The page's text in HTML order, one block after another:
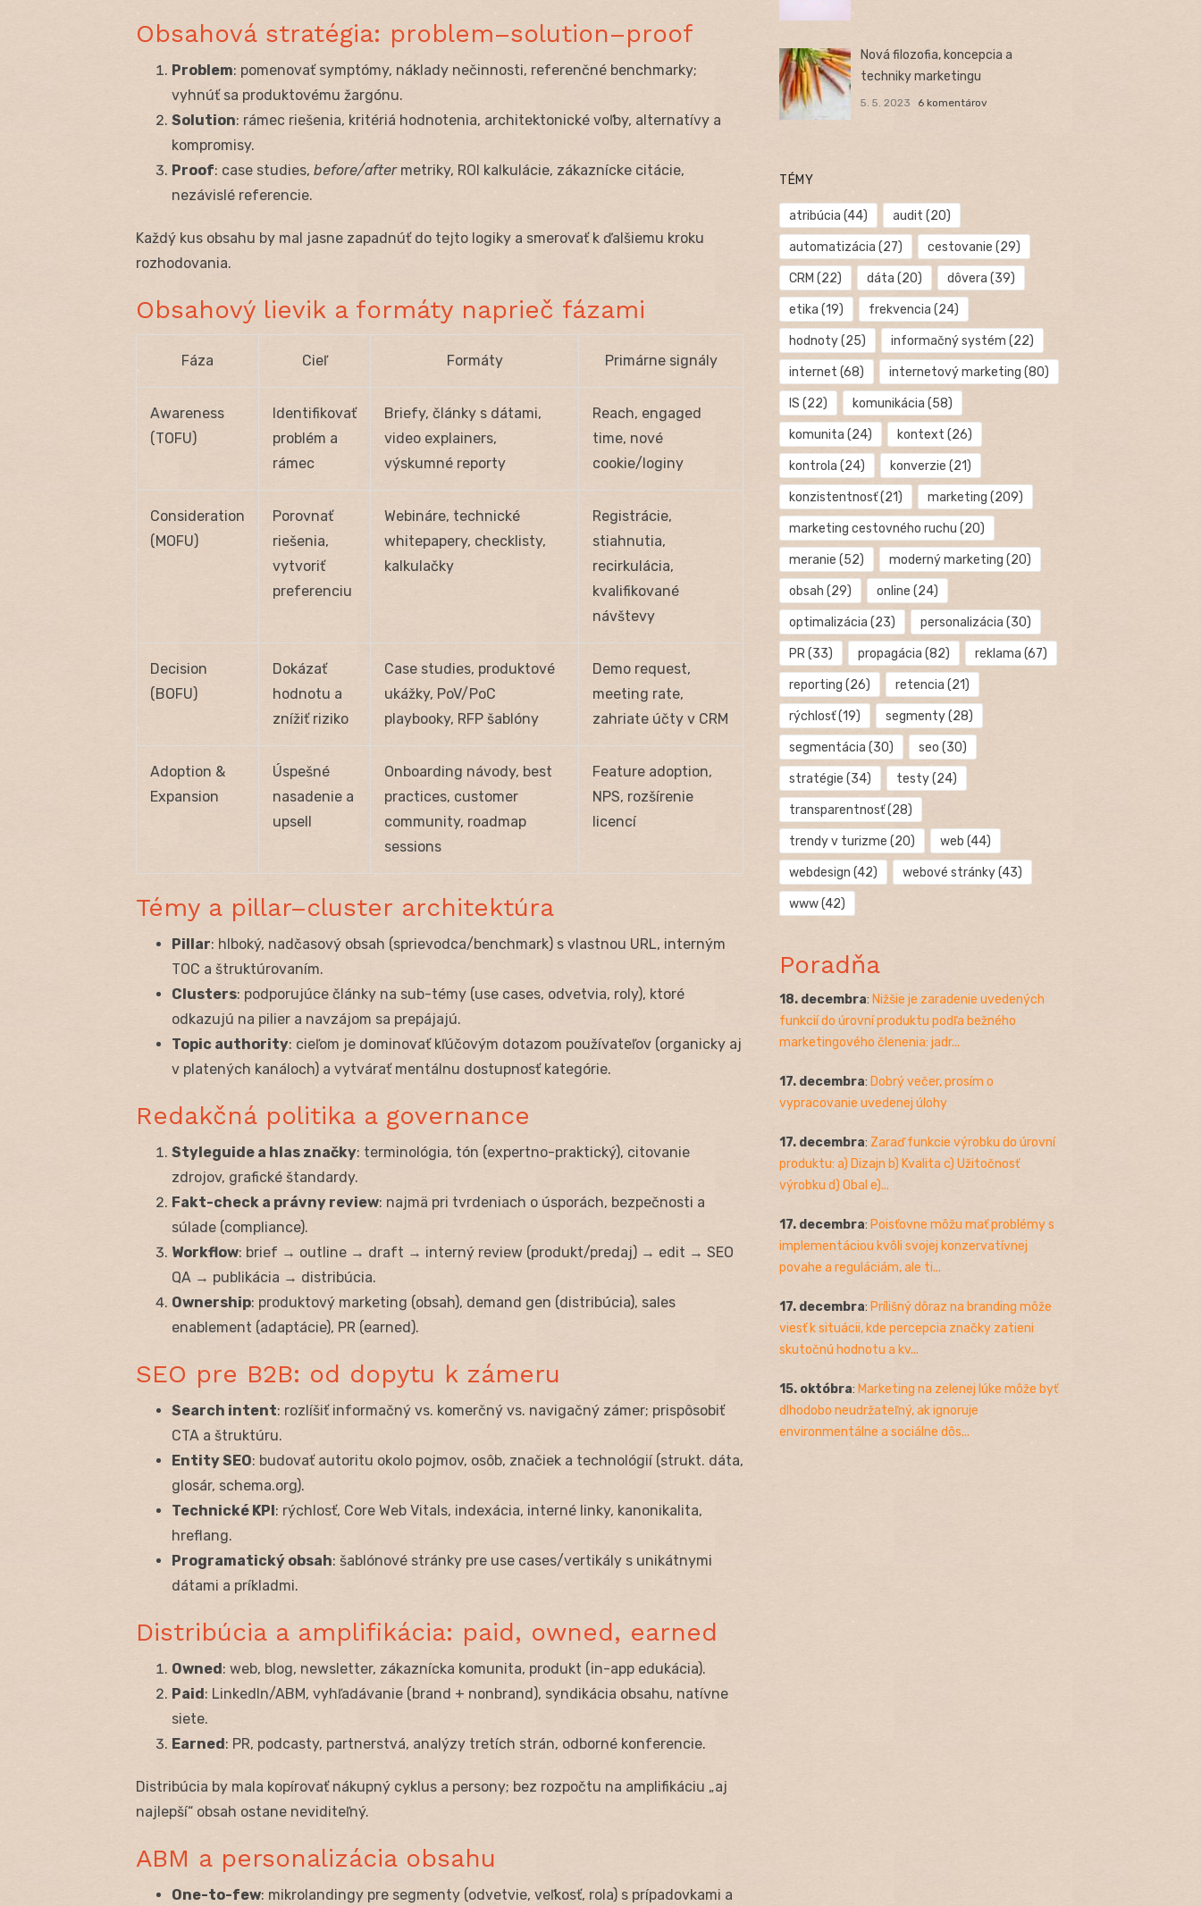
Obsahová stratégia: problem–solution–proof
Problem: pomenovať symptómy, náklady nečinnosti, referenčné benchmarky;
vyhnúť sa produktovému žargónu.
Solution: rámec riešenia, kritériá hodnotenia, architektonické voľby, alternatívy a
kompromisy.
Proof: case studies, before/aftermetriky, ROI kalkulácie, zákaznícke citácie,
nezávislé referencie.
Každý kus obsahu by mal jasne zapadnúť do tejto logiky a smerovať k ďalšiemu kroku
rozhodovania.
Obsahový lievik a formáty naprieč fázami
Fáza Cieľ Formáty Primárne signály
Awareness
(TOFU)
Identifikovať
problém a
rámec
Briefy, články s dátami,
video explainers,
výskumné reporty
Reach, engaged
time, nové
cookie/loginy
Consideration
(MOFU)
Porovnať
riešenia,
vytvoriť
preferenciu
Webináre, technické
whitepapery, checklisty,
kalkulačky
Registrácie,
stiahnutia,
recirkulácia,
kvalifikované
návštevy
Decision
(BOFU)
Dokázať
hodnotu a
znížiť riziko
Case studies, produktové
ukážky, PoV/PoC
playbooky, RFP šablóny
Demo request,
meeting rate,
zahriate účty v CRM
Adoption &
Expansion
Úspešné
nasadenie a
upsell
Onboarding návody, best
practices, customer
community, roadmap
sessions
Feature adoption,
NPS, rozšírenie
licencí
Témy a pillar–cluster architektúra
Pillar: hlboký, nadčasový obsah (sprievodca/benchmark) s vlastnou URL, interným
TOC a štruktúrovaním.
Clusters: podporujúce články na sub-témy (use cases, odvetvia, roly), ktoré
odkazujú na pilier a navzájom sa prepájajú.
Topic authority: cieľom je dominovať kľúčovým dotazom používateľov (organicky aj
v platených kanáloch) a vytvárať mentálnu dostupnosť kategórie.
Redakčná politika a governance
Styleguide a hlas značky: terminológia, tón (expertno-praktický), citovanie
zdrojov, grafické štandardy.
Fakt-check a právny review: najmä pri tvrdeniach o úsporách, bezpečnosti a
súlade (compliance).
Workflow: brief → outline → draft → interný review (produkt/predaj) → edit → SEO
QA → publikácia → distribúcia.
Ownership: produktový marketing (obsah), demand gen (distribúcia), sales
enablement (adaptácie), PR (earned).
SEO pre B2B: od dopytu k zámeru
Search intent: rozlíšiť informačný vs. komerčný vs. navigačný zámer; prispôsobiť
CTA a štruktúru.
Entity SEO: budovať autoritu okolo pojmov, osôb, značiek a technológií (strukt. dáta,
glosár, schema.org).
Technické KPI: rýchlosť, Core Web Vitals, indexácia, interné linky, kanonikalita,
hreflang.
Programatický obsah: šablónové stránky pre use cases/vertikály s unikátnymi
dátami a príkladmi.
Distribúcia a amplifikácia: paid, owned, earned
Owned: web, blog, newsletter, zákaznícka komunita, produkt (in-app edukácia).
Paid: LinkedIn/ABM, vyhľadávanie (brand + nonbrand), syndikácia obsahu, natívne
siete.
Earned: PR, podcasty, partnerstvá, analýzy tretích strán, odborné konferencie.
Distribúcia by mala kopírovať nákupný cyklus a persony; bez rozpočtu na amplifikáciu „aj
najlepší“ obsah ostane neviditeľný.
ABM a personalizácia obsahu
One-to-few: mikrolandingy pre segmenty (odvetvie, veľkosť, rola) s prípadovkami a
Nová filozofia, koncepcia a
techniky marketingu
5. 5. 2023 6 komentárov
TÉMY
atribúcia (44) audit (20)
automatizácia (27) cestovanie (29)
CRM (22) dáta (20) dôvera (39)
etika (19) frekvencia (24)
hodnoty(25) informačný systém (22)
internet (68) internetový marketing (80)
IS (22) komunikácia (58)
komunita (24) kontext (26)
kontrola (24) konverzie (21)
konzistentnosť(21) marketing (209)
marketing cestovného ruchu (20)
meranie (52) moderný marketing (20)
obsah (29) online (24)
optimalizácia (23) personalizácia (30)
PR(33) propagácia (82) reklama (67)
reporting (26) retencia (21)
rýchlosť(19) segmenty(28)
segmentácia (30) seo (30)
stratégie (34) testy(24)
transparentnosť(28)
trendy v turizme (20) web (44)
webdesign (42) webové stránky(43)
www(42)
Poradňa
18. decembra: Nižšie je zaradenie uvedených
funkcií do úrovní produktu podľa bežného
marketingového členenia: jadr...
17. decembra: Dobrý večer, prosím o
vypracovanie uvedenej úlohy
17. decembra: Zaraď funkcie výrobku do úrovní
produktu: a) Dizajn b) Kvalita c) Užitočnosť
výrobku d) Obal e)...
17. decembra: Poisťovne môžu mať problémy s
implementáciou kvôli svojej konzervatívnej
povahe a reguláciám, ale ti...
17. decembra: Prílišný dôraz na branding môže
viesť k situácii, kde percepcia značky zatieni
skutočnú hodnotu a kv...
15. októbra: Marketing na zelenej lúke môže byť
dlhodobo neudržateľný, ak ignoruje
environmentálne a sociálne dôs...